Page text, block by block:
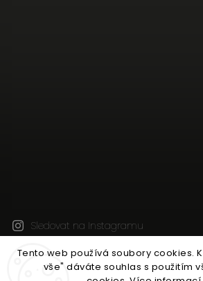
Tento web používá soubory cookies.
vše" dáváte souhlas s použitím
Sledovat na Instagramu
Copyright 2026CleanWear -